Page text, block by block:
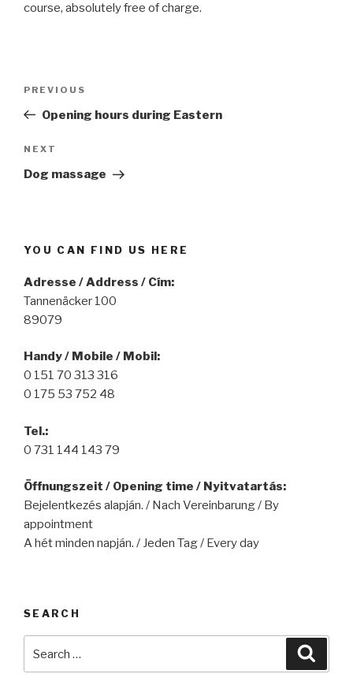
course, absolutely free of charge.
Previous
Post
PREVIOUS
Opening hours during Eastern
Next
Post
NEXT
Dog massage
YOU CAN FIND US HERE
Adresse / Address / Cím:
Tannenäcker 100
89079
Handy / Mobile / Mobil:
0 151 70 313 316
0 175 53 752 48
Tel.:
0 731 144 143 79
Öffnungszeit / Opening time / Nyitvatartás:
Bejelentkezés alapján. / Nach Vereinbarung / By
appointment
A hét minden napján. / Jeden Tag / Every day
SEARCH